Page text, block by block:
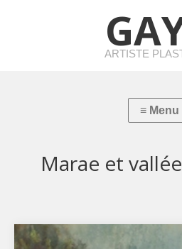
ARTISTE
Marae et